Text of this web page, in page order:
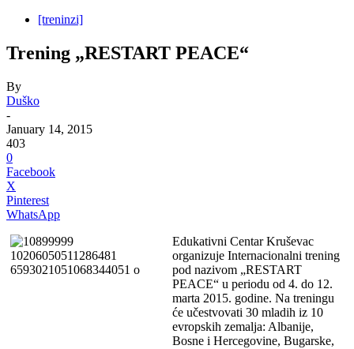
[treninzi]
Trening „RESTART PEACE“
By
Duško
-
January 14, 2015
403
0
Facebook
X
Pinterest
WhatsApp
Edukativni Centar Kruševac
organizuje Internacionalni trening
pod nazivom „RESTART
PEACE“ u periodu od 4. do 12.
marta 2015. godine. Na treningu
će učestvovati 30 mladih iz 10
evropskih zemalja: Albanije,
Bosne i Hercegovine, Bugarske,